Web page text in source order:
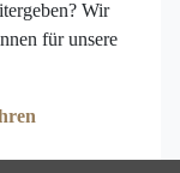
Wir
für unsere